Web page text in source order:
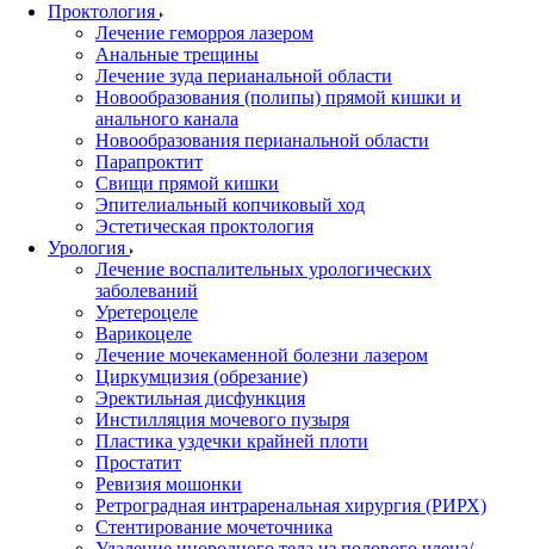
Проктология
Лечение геморроя лазером
Анальные трещины
Лечение зуда перианальной области
Новообразования (полипы) прямой кишки и
анального канала
Новообразования перианальной области
Парапроктит
Свищи прямой кишки
Эпителиальный копчиковый ход
Эстетическая проктология
Урология
Лечение воспалительных урологических
заболеваний
Уретероцеле
Варикоцеле
Лечение мочекаменной болезни лазером
Циркумцизия (обрезание)
Эректильная дисфункция
Инстилляция мочевого пузыря
Пластика уздечки крайней плоти
Простатит
Ревизия мошонки
Ретроградная интраренальная хирургия (РИРХ)
Стентирование мочеточника